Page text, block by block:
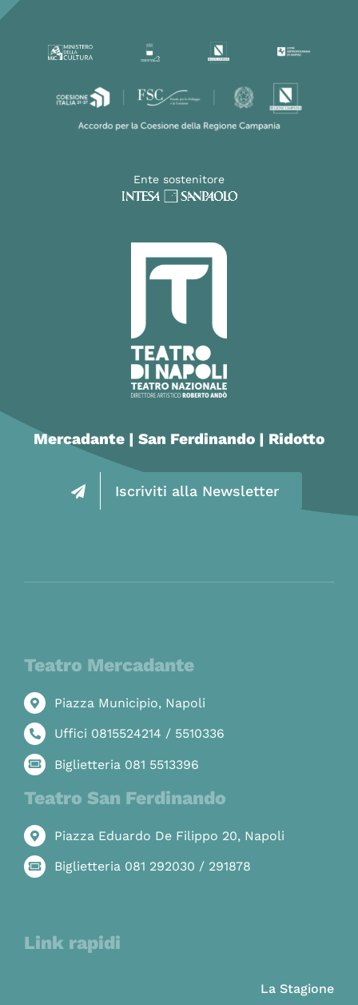
Ente sostenitore
Mercadante | San Ferdinando | Ridotto
Iscriviti alla Newsletter
Teatro Mercadante
Piazza Municipio, Napoli
Uffici 0815524214 / 5510336
Biglietteria 081 5513396
Teatro San Ferdinando
Piazza Eduardo De Filippo 20, Napoli
Biglietteria 081 292030 / 291878
Link rapidi
La Stagione